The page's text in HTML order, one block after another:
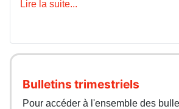
Lire la suite...
Bulletins trimestriels
Pour accéder à l'ensemble des